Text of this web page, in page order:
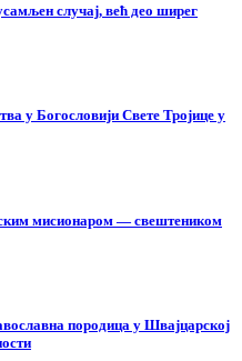
случај, већ део ширег
у Богословији Свете Тројице у
мисионаром — свештеником
породица у Швајцарској